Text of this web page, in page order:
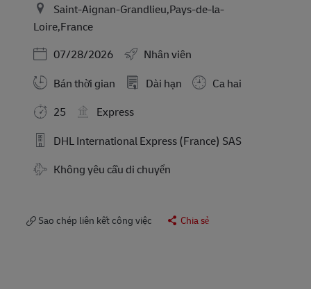
Saint-Aignan-Grandlieu,Pays-de-la-
Loire,France
Posted Date
07/28/2026
Nhân viên
Bán thời gian
Dài hạn
Ca hai
25
Express
DHL International Express (France) SAS
Travel Required
Không yêu cầu di chuyển
Sao chép liên kết công việc Chia sẻ